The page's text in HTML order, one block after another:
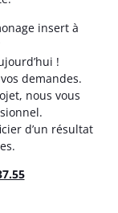
insert à
!
demandes.
nous vous
d’un résultat